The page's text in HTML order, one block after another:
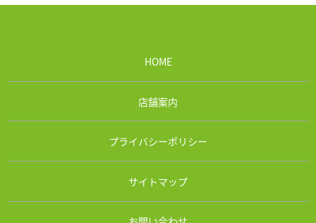
HOME
店舗案内
プライバシーポリシー
サイトマップ